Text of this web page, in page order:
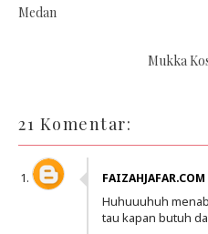
Medan
Mukka
21 Komentar:
FAIZAHJAFAR.COM
Huhuuuhuh
tau kapan butuh